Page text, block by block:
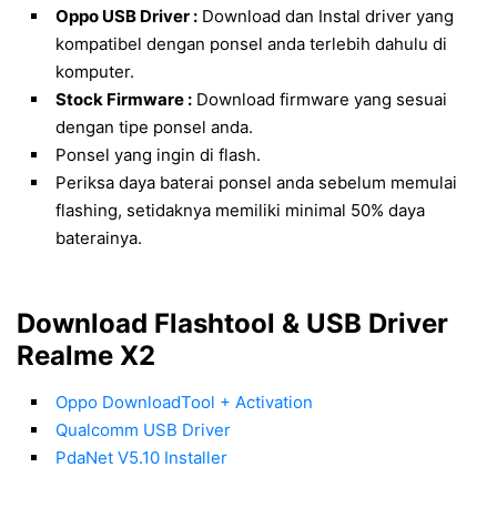
Oppo USB Driver : Download dan Instal driver yang
kompatibel dengan ponsel anda terlebih dahulu di
komputer.
Stock Firmware : Download firmware yang sesuai
dengan tipe ponsel anda.
Ponsel yang ingin di flash.
Periksa daya baterai ponsel anda sebelum memulai
flashing, setidaknya memiliki minimal 50% daya
baterainya.
Download Flashtool & USB Driver
Realme X2
Oppo DownloadTool + Activation
Qualcomm USB Driver
PdaNet V5.10 Installer